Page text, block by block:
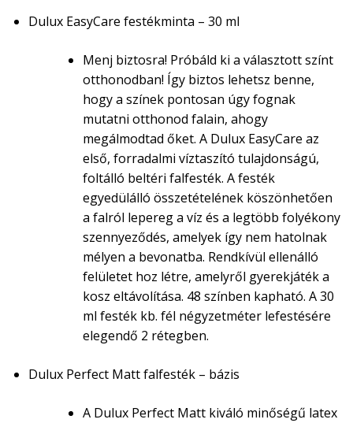
Dulux EasyCare festékminta – 30 ml
Menj biztosra! Próbáld ki a választott színt
otthonodban! Így biztos lehetsz benne,
hogy a színek pontosan úgy fognak
mutatni otthonod falain, ahogy
megálmodtad őket. A Dulux EasyCare az
első, forradalmi víztaszító tulajdonságú,
foltálló beltéri falfesték. A festék
egyedülálló összetételének köszönhetően
a falról lepereg a víz és a legtöbb folyékony
szennyeződés, amelyek így nem hatolnak
mélyen a bevonatba. Rendkívül ellenálló
felületet hoz létre, amelyről gyerekjáték a
kosz eltávolítása. 48 színben kapható. A 30
ml festék kb. fél négyzetméter lefestésére
elegendő 2 rétegben.
Dulux Perfect Matt falfesték – bázis
A Dulux Perfect Matt kiváló minőségű latex